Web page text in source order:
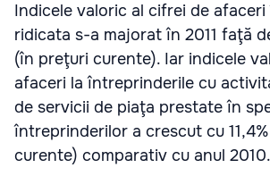
Indicele valoric al cifrei de
ridicata s-a majorat în 2011 faţă
(în preţuri curente). Iar indicele
afaceri la întreprinderile cu
de servicii de piaţa prestate în
întreprinderilor a crescut cu
curente) comparativ cu anul 2010.